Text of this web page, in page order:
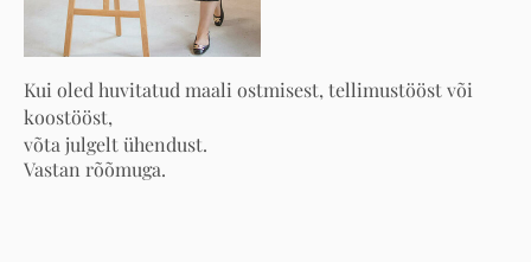
Kui oled huvitatud maali ostmisest, tellimustööst või
koostööst,
võta julgelt ühendust.
Vastan rõõmuga.